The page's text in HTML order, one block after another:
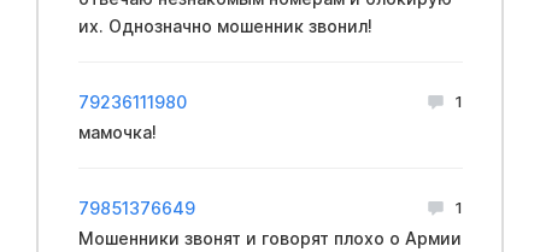
их. Однозначно мошенник звонил!
79236111980 1
мамочка!
79851376649 1
Мошенники звонят и говорят плохо о Армии